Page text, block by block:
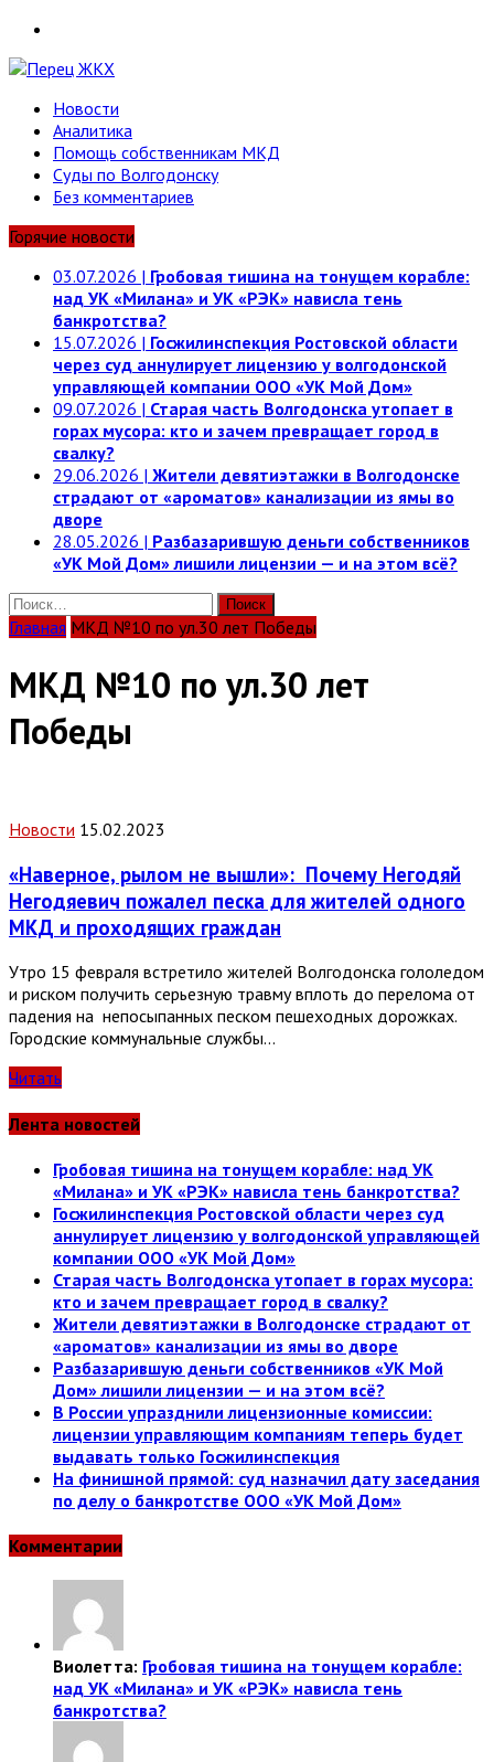
Новости
Аналитика
Помощь собственникам МКД
Суды по Волгодонску
Без комментариев
Горячие новости
03.07.2026 | Гробовая тишина на тонущем корабле:
над УК «Милана» и УК «РЭК» нависла тень
банкротства?
15.07.2026 | Госжилинспекция Ростовской области
через суд аннулирует лицензию у волгодонской
управляющей компании ООО «УК Мой Дом»
09.07.2026 | Старая часть Волгодонска утопает в
горах мусора: кто и зачем превращает город в
свалку?
29.06.2026 | Жители девятиэтажки в Волгодонске
страдают от «ароматов» канализации из ямы во
дворе
28.05.2026 | Разбазарившую деньги собственников
«УК Мой Дом» лишили лицензии — и на этом всё?
Найти:
Главная МКД №10 по ул.30 лет Победы
МКД №10 по ул.30 лет
Победы
Новости 15.02.2023
«Наверное, рылом не вышли»: Почему Негодяй
Негодяевич пожалел песка для жителей одного
МКД и проходящих граждан
Утро 15 февраля встретило жителей Волгодонска гололедом
и риском получить серьезную травму вплоть до перелома от
падения на непосыпанных песком пешеходных дорожках.
Городские коммунальные службы…
Читать
Лента новостей
Гробовая тишина на тонущем корабле: над УК
«Милана» и УК «РЭК» нависла тень банкротства?
Госжилинспекция Ростовской области через суд
аннулирует лицензию у волгодонской управляющей
компании ООО «УК Мой Дом»
Старая часть Волгодонска утопает в горах мусора:
кто и зачем превращает город в свалку?
Жители девятиэтажки в Волгодонске страдают от
«ароматов» канализации из ямы во дворе
Разбазарившую деньги собственников «УК Мой
Дом» лишили лицензии — и на этом всё?
В России упразднили лицензионные комиссии:
лицензии управляющим компаниям теперь будет
выдавать только Госжилинспекция
На финишной прямой: суд назначил дату заседания
по делу о банкротстве ООО «УК Мой Дом»
Комментарии
Виолетта: Гробовая тишина на тонущем корабле:
над УК «Милана» и УК «РЭК» нависла тень
банкротства?